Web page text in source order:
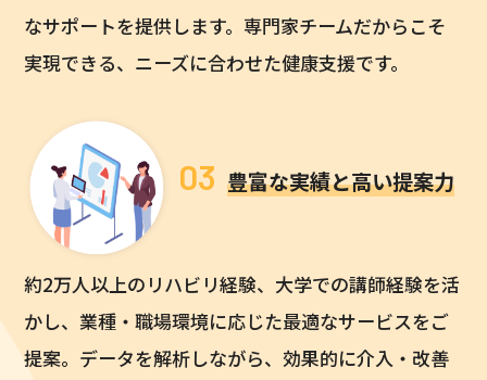
なサポートを提供します。 専門家チームだからこそ
実現できる、ニーズに合わせた健康支援です。
03 豊富な実績と高い提案力
約2万人以上のリハビリ経験、大学での講師経験を活
かし、業種・職場環境に応じた最適なサービスをご
提案。 データを解析しながら、効果的に介入・改善